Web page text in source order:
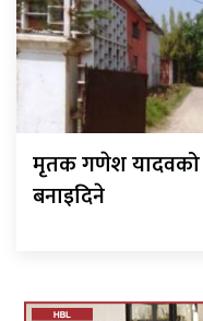
मृतक गणेश यादवको
बनाइदिने